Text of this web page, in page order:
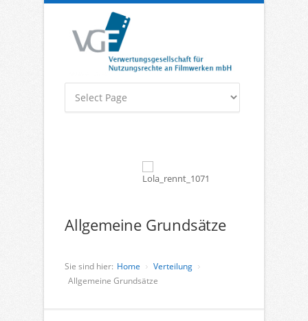
Allgemeine Grundsätze
Sie sind hier: Home
Verteilung
Allgemeine Grundsätze